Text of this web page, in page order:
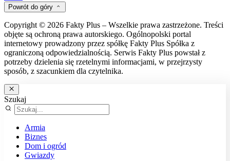
Powrót do góry
Copyright © 2026 Fakty Plus – Wszelkie prawa zastrzeżone. Treści
objęte są ochroną prawa autorskiego. Ogólnopolski portal
internetowy prowadzony przez spółkę Fakty Plus Spółka z
ograniczoną odpowiedzialnością. Serwis Fakty Plus powstał z
potrzeby dzielenia się rzetelnymi informacjami, w przejrzysty
sposób, z szacunkiem dla czytelnika.
Szukaj
Armia
Biznes
Dom i ogród
Gwiazdy